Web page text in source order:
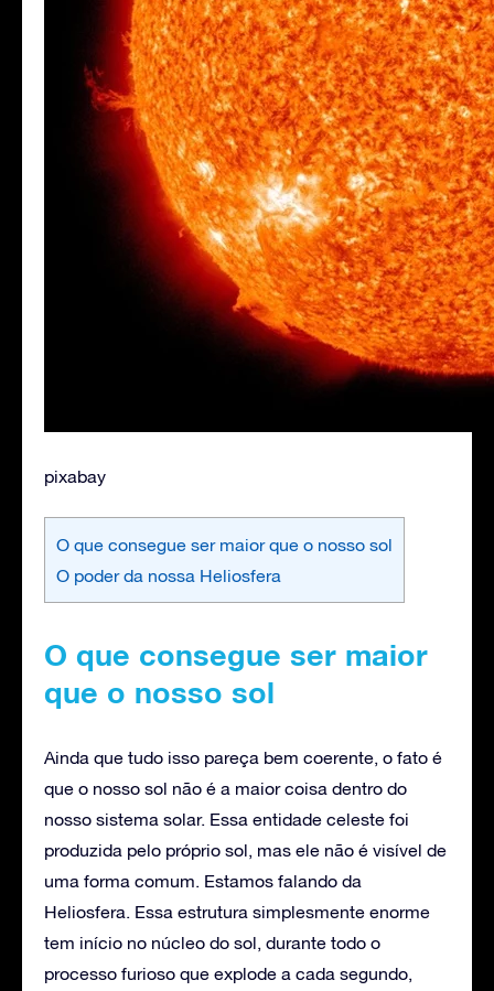
pixabay
O que consegue ser maior que o nosso sol
O poder da nossa Heliosfera
O que consegue ser maior
que o nosso sol
Ainda que tudo isso pareça bem coerente, o fato é
que o nosso sol não é a maior coisa dentro do
nosso sistema solar. Essa entidade celeste foi
produzida pelo próprio sol, mas ele não é visível de
uma forma comum. Estamos falando da
Heliosfera. Essa estrutura simplesmente enorme
tem início no núcleo do sol, durante todo o
processo furioso que explode a cada segundo,